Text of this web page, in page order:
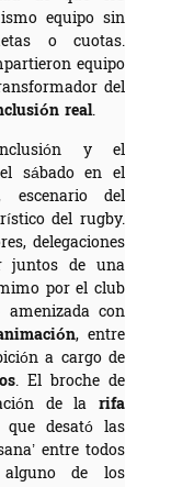
equipo sin
o cuotas.
equipo
del
real.
y el
sábado en el
escenario del
del rugby.
delegaciones
juntos de una
por el club
con
, entre
a cargo de
. El broche de
de la rifa
desató las
entre todos
de los